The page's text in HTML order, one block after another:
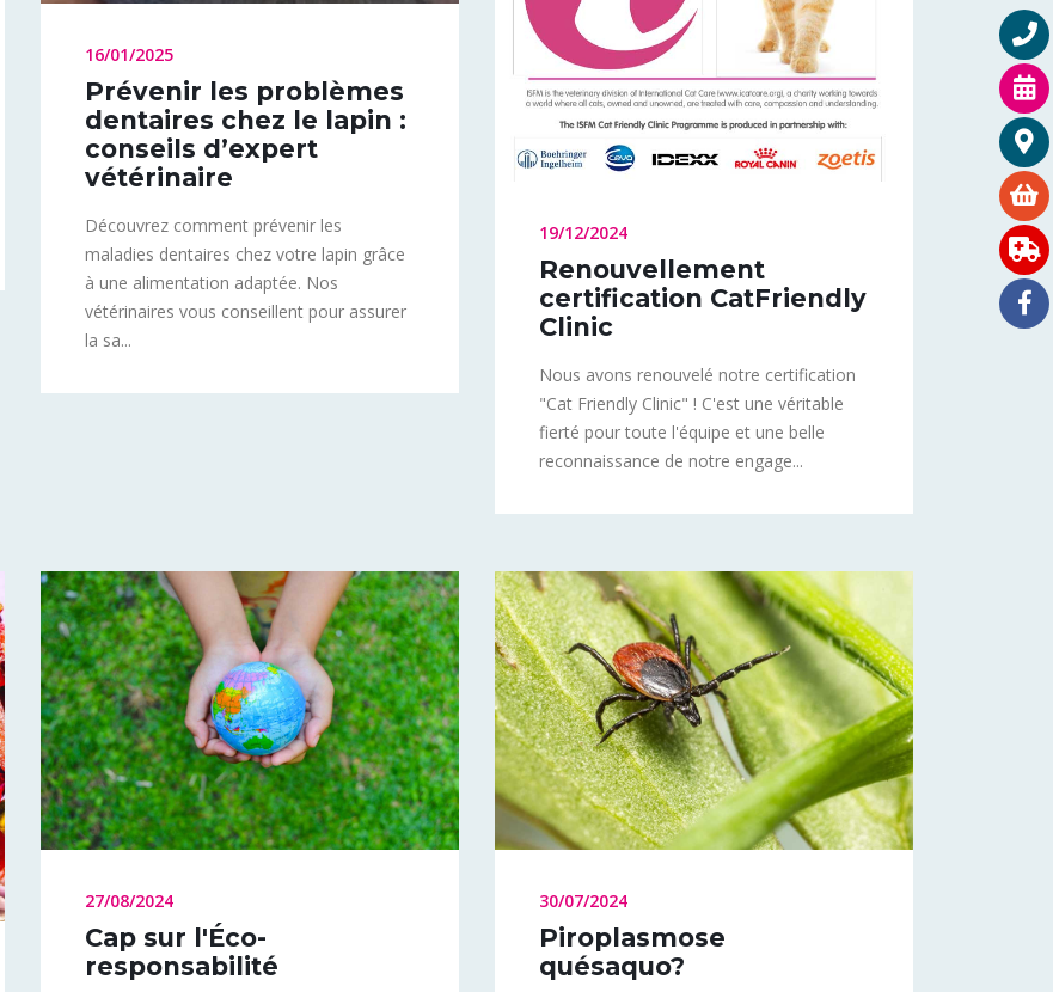
16/01/2025
Prévenir les problèmes
dentaires chez le lapin :
conseils d’expert
vétérinaire
Découvrez comment prévenir les
maladies dentaires chez votre lapin grâce
à une alimentation adaptée. Nos
vétérinaires vous conseillent pour assurer
la sa...
19/12/2024
Renouvellement
certification CatFriendly
Clinic
Nous avons renouvelé notre certification
"Cat Friendly Clinic" ! C'est une véritable
fierté pour toute l'équipe et une belle
reconnaissance de notre engage...
27/08/2024
Cap sur l'Éco-
responsabilité
30/07/2024
Piroplasmose
quésaquo?